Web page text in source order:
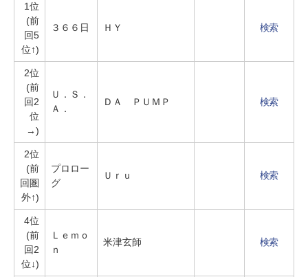
1位
(前
回5
位↑)
３６６日 ＨＹ 検索
2位
(前
回2
位
→)
Ｕ．Ｓ．
Ａ．
ＤＡ ＰＵＭＰ 検索
2位
(前
回圏
外↑)
プロロー
グ
Ｕｒｕ 検索
4位
(前
回2
位↓)
Ｌｅｍｏ
ｎ
米津玄師 検索